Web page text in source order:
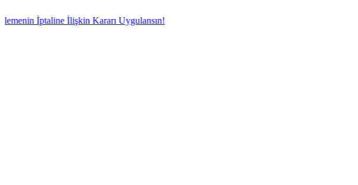
İlişkin Kararı Uygulansın!